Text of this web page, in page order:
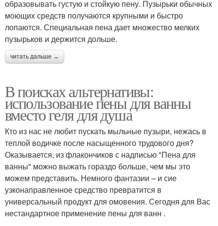
образовывать густую и стойкую пену. Пузырьки обычных
моющих средств получаются крупными и быстро
лопаются. Специальная пена дает множество мелких
пузырьков и держится дольше.
читать дальше →
В поисках альтернативы:
использование пены для ванны
вместо геля для душа
Кто из нас не любит пускать мыльные пузыри, нежась в
теплой водичке после насыщенного трудового дня?
Оказывается, из флакончиков с надписью "Пена для
ванны" можно выжать гораздо больше, чем мы это
можем представить. Немного фантазии – и сие
узконаправленное средство превратится в
универсальный продукт для омовения. Сегодня для Вас
нестандартное применение пены для ванн .